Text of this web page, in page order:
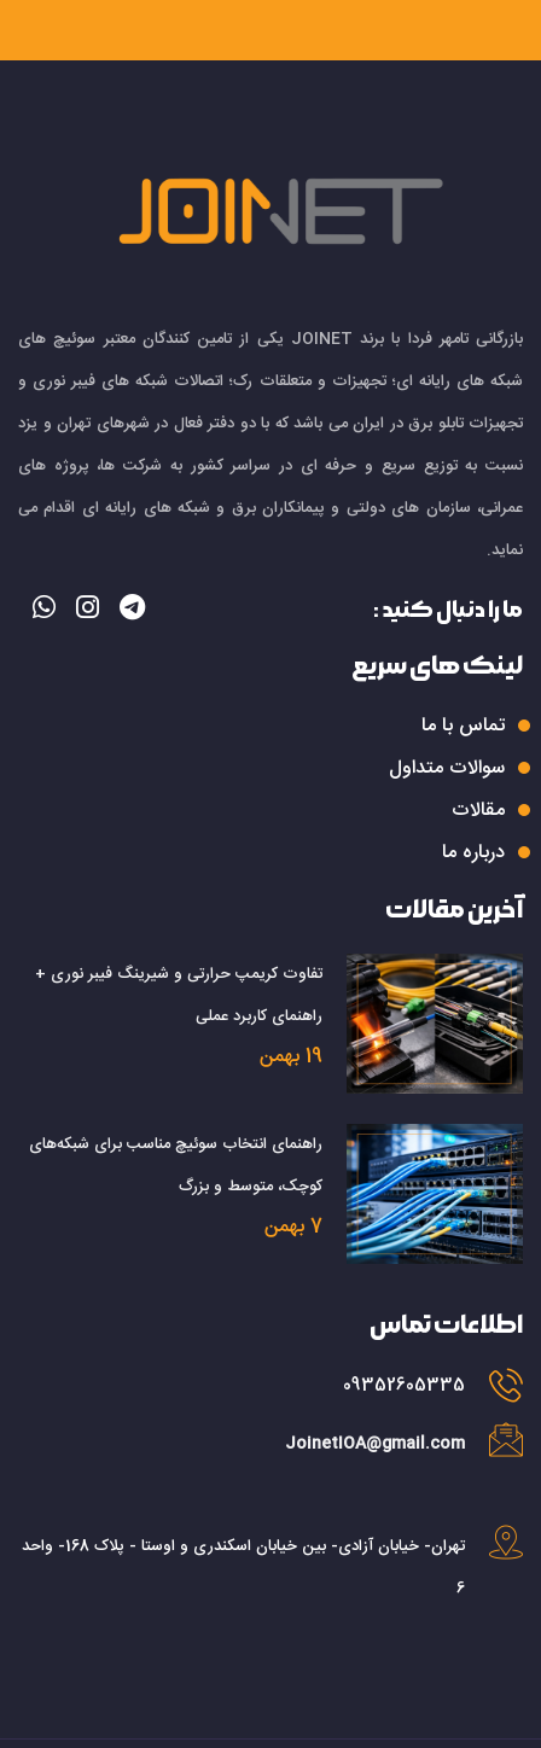
بازرگانی تامهر فردا با برند JOINET یکی از تامین کنندگان معتبر سوئیچ های
شبکه های رایانه ای؛ تجهیزات و متعلقات رک؛ اتصالات شبکه های فیبر نوری و
تجهیزات تابلو برق در ایران می باشد که با دو دفتر فعال در شهرهای تهران و یزد
نسبت به توزیع سریع و حرفه ای در سراسر کشور به شرکت ها، پروژه های
عمرانی، سازمان های دولتی و پیمانکاران برق و شبکه های رایانه ای اقدام می
نماید.
ما را دنبال کنید :
لینک های سریع
تماس با ما
سوالات متداول
مقالات
درباره ما
آخرین مقالات
تفاوت کریمپ حرارتی و شیرینگ فیبر نوری +
راهنمای کاربرد عملی
19 بهمن
راهنمای انتخاب سوئیچ مناسب برای شبکه‌های
کوچک، متوسط و بزرگ
7 بهمن
اطلاعات تماس
09352605335
JoinetIOA@gmail.com
تهران- خیابان آزادی- بین خیابان اسکندری و اوستا - پلاک 168- واحد
6